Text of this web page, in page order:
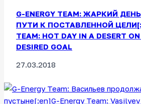
G-ENERGY TEAM: ЖАРКИЙ
ПУТИ К ПОСТАВЛЕННОЙ
TEAM: HOT DAY IN A DESERT
DESIRED GOAL
27.03.2018